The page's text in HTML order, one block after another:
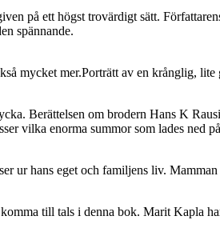
på ett högst trovärdigt sätt.
spännande.
mycket mer.Porträtt av en krånglig,
Berättelsen om brodern Hans K
vilka enorma summor som lades ned
ur hans eget och familjens liv.
till tals i denna bok. Marit Kapla